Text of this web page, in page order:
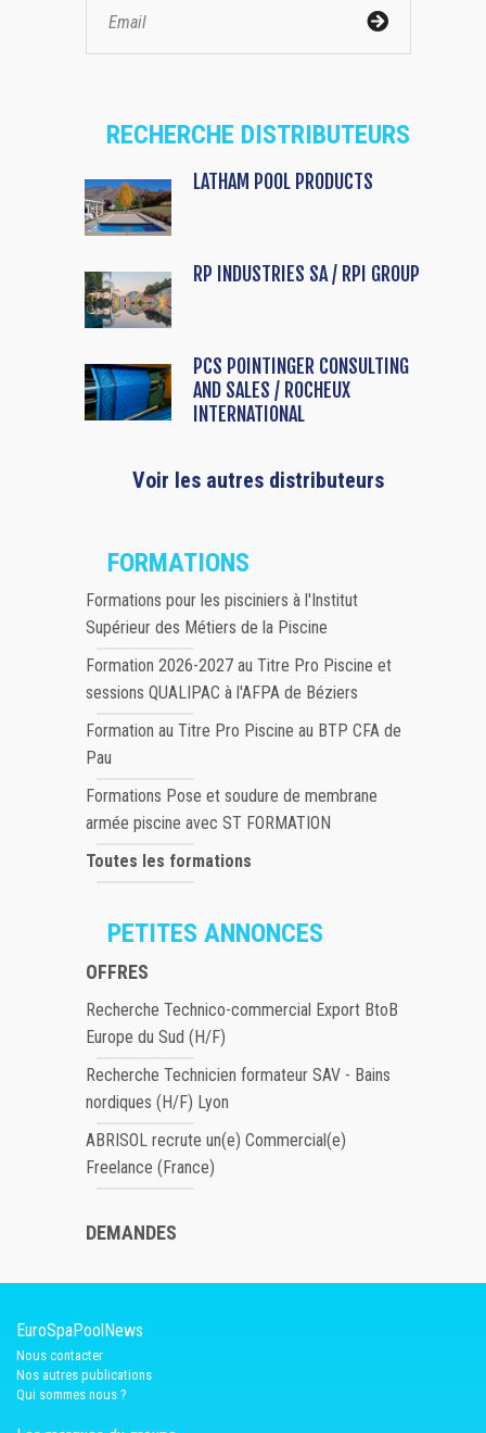
RECHERCHE DISTRIBUTEURS
LATHAM POOL PRODUCTS
RP INDUSTRIES SA / RPI GROUP
PCS POINTINGER CONSULTING
AND SALES / ROCHEUX
INTERNATIONAL
Voir les autres distributeurs
FORMATIONS
Formations pour les pisciniers à l'Institut
Supérieur des Métiers de la Piscine
Formation 2026-2027 au Titre Pro Piscine et
sessions QUALIPAC à l'AFPA de Béziers
Formation au Titre Pro Piscine au BTP CFA de
Pau
Formations Pose et soudure de membrane
armée piscine avec ST FORMATION
Toutes les formations
PETITES ANNONCES
OFFRES
Recherche Technico-commercial Export BtoB
Europe du Sud (H/F)
Recherche Technicien formateur SAV - Bains
nordiques (H/F) Lyon
ABRISOL recrute un(e) Commercial(e)
Freelance (France)
DEMANDES
EuroSpaPoolNews
Nous contacter
Nos autres publications
Qui sommes nous ?